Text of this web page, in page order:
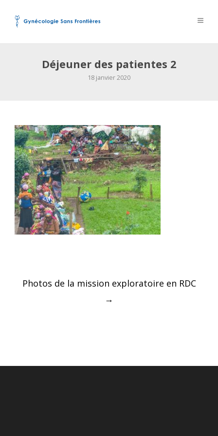
Déjeuner des patientes 2
18 janvier 2020
Post
Photos de la mission exploratoire en RDC
→